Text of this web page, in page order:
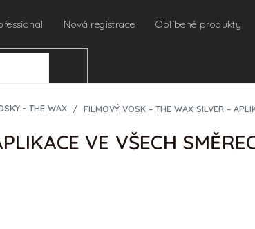
Nová registrace Oblíbené produkty
- THE WAX FILMOVÝ VOSK – THE WAX SILVER –
VE VŠECH